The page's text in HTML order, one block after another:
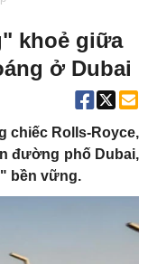
khoẻ giữa
ở Dubai
chiếc Rolls-Royce,
đường phố Dubai,
bền vững.